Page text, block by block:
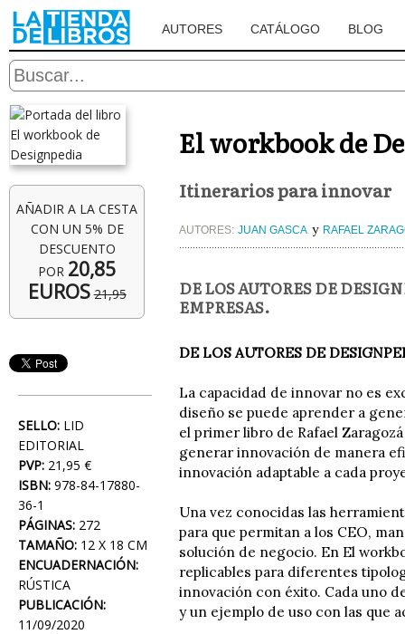
AUTORES CATÁLOGO BLOG
AÑADIR A LA CESTA
CON UN 5% DE
DESCUENTO
POR 20,85
EUROS 21,95
SELLO: LID
EDITORIAL
PVP: 21,95 €
ISBN: 978-84-17880-
36-1
PÁGINAS: 272
TAMAÑO: 12 X 18 CM
ENCUADERNACIÓN:
RÚSTICA
PUBLICACIÓN:
11/09/2020
El workbook de
Itinerarios para innovar
AUTORES: JUAN GASCA y RAFAEL
DE LOS AUTORES DE
EMPRESAS.
DE LOS AUTORES DE
La capacidad de innovar no es
diseño se puede aprender a
el primer libro de Rafael
generar innovación de manera
innovación adaptable a cada
Una vez conocidas las
para que permitan a los CEO,
solución de negocio. En El
replicables para diferentes
innovación con éxito. Cada uno
y un ejemplo de uso con las que